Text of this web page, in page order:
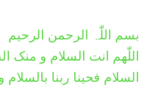
بسم اللّٰہ الرحمن الرحیم
اللّٰھم انت السلام و منک
السلام فحینا ربنا بالسلام